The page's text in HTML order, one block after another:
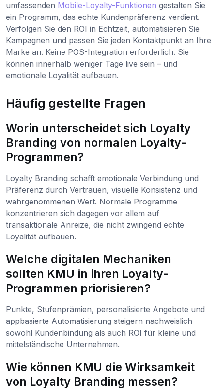
umfassenden Mobile-Loyalty-Funktionen gestalten Sie
ein Programm, das echte Kundenpräferenz verdient.
Verfolgen Sie den ROI in Echtzeit, automatisieren Sie
Kampagnen und passen Sie jeden Kontaktpunkt an Ihre
Marke an. Keine POS-Integration erforderlich. Sie
können innerhalb weniger Tage live sein – und
emotionale Loyalität aufbauen.
Häufig gestellte Fragen
Worin unterscheidet sich Loyalty
Branding von normalen Loyalty-
Programmen?
Loyalty Branding schafft emotionale Verbindung und
Präferenz durch Vertrauen, visuelle Konsistenz und
wahrgenommenen Wert. Normale Programme
konzentrieren sich dagegen vor allem auf
transaktionale Anreize, die nicht zwingend echte
Loyalität aufbauen.
Welche digitalen Mechaniken
sollten KMU in ihren Loyalty-
Programmen priorisieren?
Punkte, Stufenprämien, personalisierte Angebote und
appbasierte Automatisierung steigern nachweislich
sowohl Kundenbindung als auch ROI für kleine und
mittelständische Unternehmen.
Wie können KMU die Wirksamkeit
von Loyalty Branding messen?